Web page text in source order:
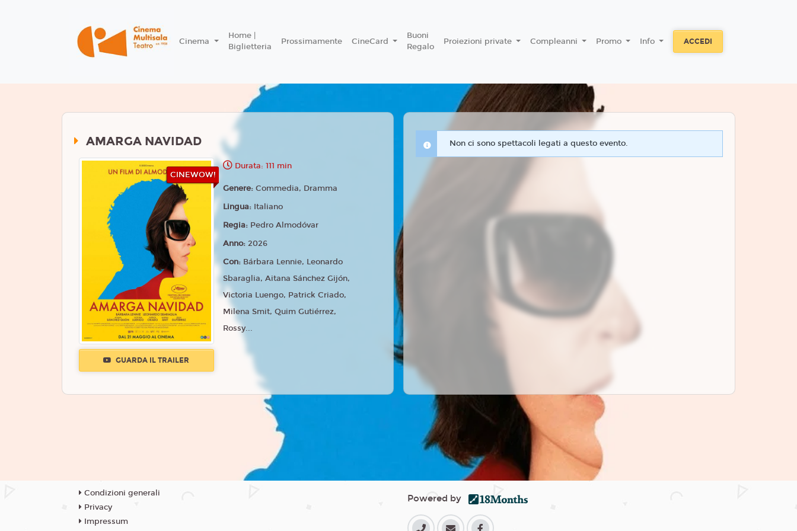
Cinema
Home |
Biglietteria
Prossimamente CineCard
Buoni
Regalo
Proiezioni private Compleanni Promo Info ACCEDI
AMARGA NAVIDAD
CINEWOW!
GUARDA IL TRAILER
Durata: 111 min
Genere:Commedia, Dramma
Lingua: Italiano
Regia: Pedro Almodóvar
Anno:2026
Con: Bárbara Lennie, Leonardo
Sbaraglia, Aitana Sánchez Gijón,
Victoria Luengo, Patrick Criado,
Milena Smit, Quim Gutiérrez,
Rossy...
Non ci sono spettacoli legati a questo evento.
Condizioni generali
Privacy
Impressum
Powered by